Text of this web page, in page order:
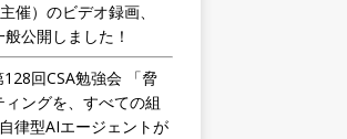
催）のビデオ録画、
公開しました！
128回CSA勉強会 「脅
ィングを、すべての組
律型AIエージェントが